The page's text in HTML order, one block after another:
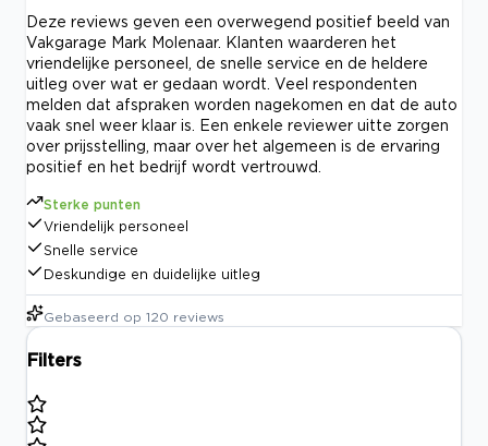
Deze reviews geven een overwegend positief beeld van
Vakgarage Mark Molenaar. Klanten waarderen het
vriendelijke personeel, de snelle service en de heldere
uitleg over wat er gedaan wordt. Veel respondenten
melden dat afspraken worden nagekomen en dat de auto
vaak snel weer klaar is. Een enkele reviewer uitte zorgen
over prijsstelling, maar over het algemeen is de ervaring
positief en het bedrijf wordt vertrouwd.
Sterke punten
Vriendelijk personeel
Snelle service
Deskundige en duidelijke uitleg
Gebaseerd op 120 reviews
Filters